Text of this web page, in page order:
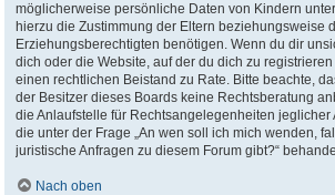
möglicherweise persönliche Daten von Kindern
hierzu die Zustimmung der Eltern beziehungsweise
Erziehungsberechtigten benötigen. Wenn du dir
dich oder die Website, auf der du dich zu
einen rechtlichen Beistand zu Rate. Bitte beachte,
der Besitzer dieses Boards keine Rechtsberatung
die Anlaufstelle für Rechtsangelegenheiten jeglicher
die unter der Frage „An wen soll ich mich wenden,
juristische Anfragen zu diesem Forum gibt?“
Nach oben